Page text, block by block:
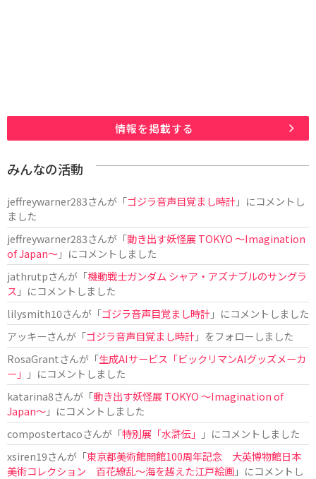
情報を掲載する
みんなの活動
jeffreywarner283さんが「ゴジラ音声目覚まし時計」にコメントし
ました
jeffreywarner283さんが「動き出す妖怪展 TOKYO 〜Imagination
of Japan〜」にコメントしました
jathrutpさんが「機動戦士ガンダム シャア・アズナブルのサングラ
ス 」にコメントしました
lilysmith10さんが「ゴジラ音声目覚まし時計」にコメントしました
アッキーさんが「ゴジラ音声目覚まし時計」をフォローしました
RosaGrantさんが「生成AIサービス「ビックリマンAIグッズメーカ
ー」
」にコメントしました
katarina8さんが「動き出す妖怪展 TOKYO 〜Imagination of
Japan〜」にコメントしました
compostertacoさんが「特別展「水滸伝」
」にコメントしました
xsiren19さんが「東京都美術館開館100周年記念 大英博物館日本
美術コレクション 百花繚乱～海を越えた江戸絵画」にコメントし